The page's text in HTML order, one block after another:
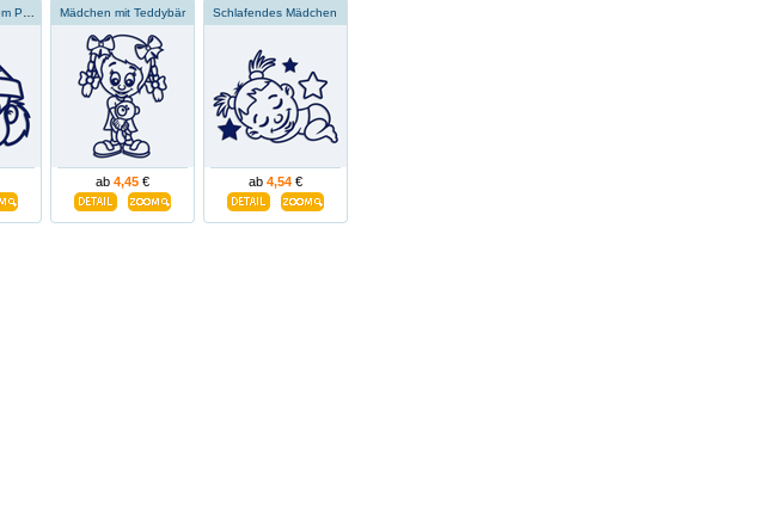
Mädchen mit einem Papierhut Mädchen mit Teddybär
ab 4,45€
Schlafendes Mädchen
ab 4,54€